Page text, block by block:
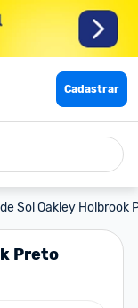
Cadastrar
Sol Oakley Holbrook
Preto